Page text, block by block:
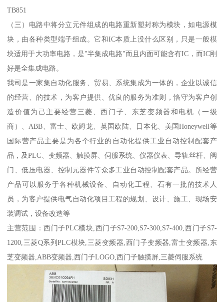
TB851
（三）电路中将分立元件组成的电路重新塑封称为模块，如电源模
块，由各种类型端子组成。它和IC本质上没什么区别，只是一般模
块适用于大功率电路，是"半集成电路"而且内面可能含有IC，而IC刚
好是全集成电路。
我司是一家集自动化服务、贸易、系统集成为一体的，企业以诚信
的经营、的技术，为客户提供、优良的服务为准则，恪守为客户创
造价值为己主要经营三菱、西门子、东芝变频器和电机（一级
商）、ABB、富士、欧姆龙、英国欧陆、日本化、美国Honeywell等
国际营产品主要是为各个行业的自动化提供工业自动控制配套产
品，及PLC、变频器、触摸屏、伺服系统、仪器仪表、导轨丝杆、阀
门、低压电器、控制元器件等众多工业自动控制配套产品。所经营
产品可以服务于各种机械设备、自动化工程、石有一批的技术人
员，为客户提供电气自动化项目工程的规划、设计、施工、现场安
装调试，设备改造等
主营范围：西门子PLC模块,西门子S7-200,S7-300,S7-400,西门子S7-
1200,三菱Q系列PLC模块,三菱变频器,西门子变频器,富士变频器,东
芝变频器,ABB变频器,西门子LOGO,西门子触摸屏,三菱伺服系统